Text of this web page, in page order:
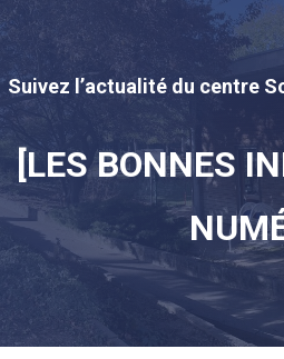
Suivez l’actualité du centre
[LES BONNES